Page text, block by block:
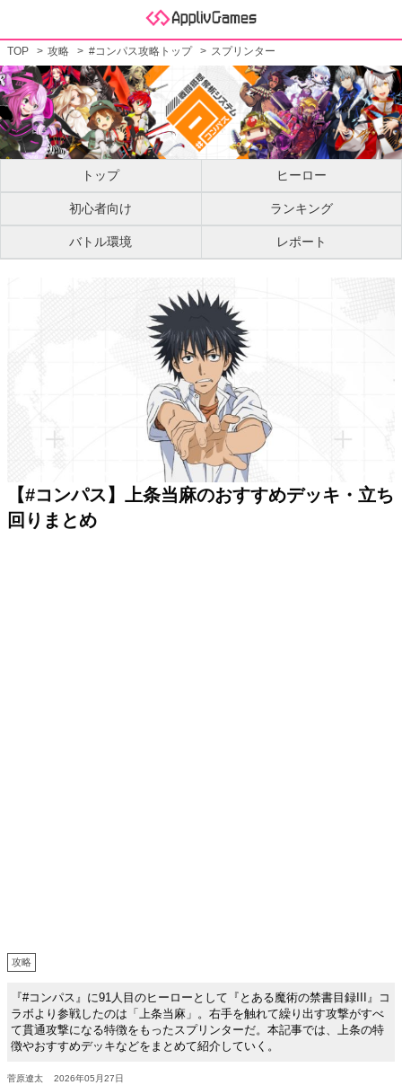
TOP 攻略 #コンパス攻略トップ スプリンター
トップ ヒーロー
初心者向け ランキング
バトル環境 レポート
【#コンパス】上条当麻のおすすめデッキ・立ち
回りまとめ
攻略
『#コンパス』に91人目のヒーローとして『とある魔術の禁書目録III』コ
ラボより参戦したのは「上条当麻」。右手を触れて繰り出す攻撃がすべ
て貫通攻撃になる特徴をもったスプリンターだ。本記事では、上条の特
徴やおすすめデッキなどをまとめて紹介していく。
菅原遼太 2026年05月27日